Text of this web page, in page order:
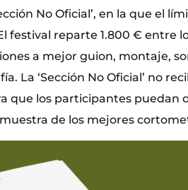
No Oficial’, en la que el
festival reparte 1.800 € entre
a mejor guion, montaje,
La ‘Sección No Oficial’ no
que los participantes puedan
de los mejores